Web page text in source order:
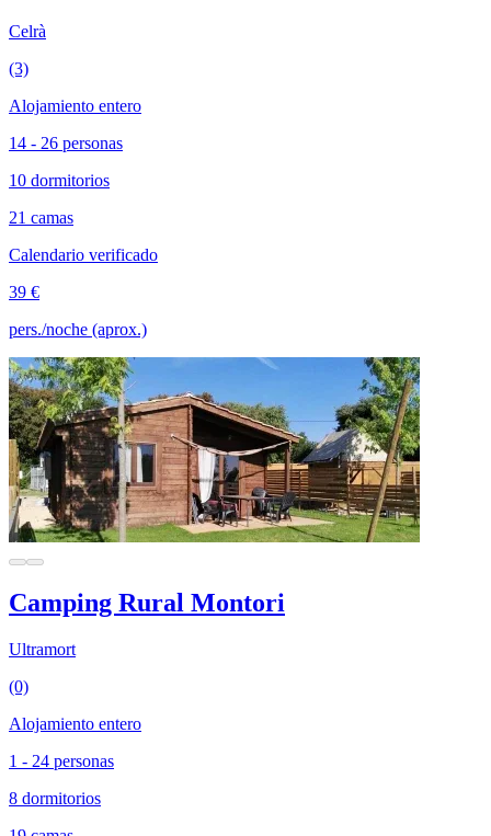
Celrà
(3)
Alojamiento entero
14 - 26 personas
10 dormitorios
21 camas
Calendario verificado
39 €
pers./noche (aprox.)
Camping Rural Montori
Ultramort
(0)
Alojamiento entero
1 - 24 personas
8 dormitorios